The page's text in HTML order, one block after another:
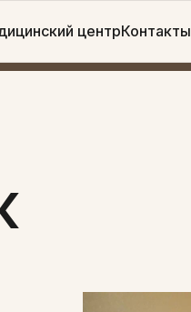
центрКонтакты